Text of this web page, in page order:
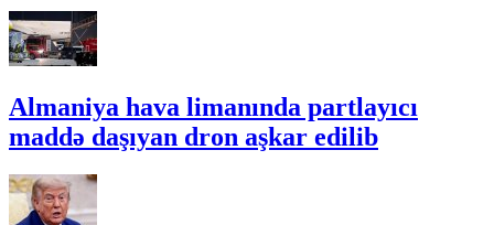
Almaniya hava limanında partlayıcı
maddə daşıyan dron aşkar edilib